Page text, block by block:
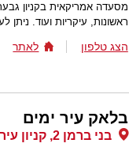
מסעדה אמריקאית בקניון
ראשונות, עיקריות ועוד. ניתן
הצג טלפון לאתר
בלאק עיר ימים
בני ברמן 2, קניון עיר ימים, נתניה